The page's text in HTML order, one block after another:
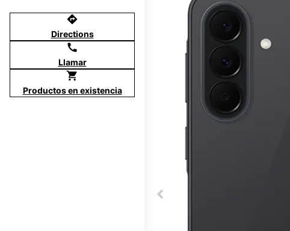
directions
Directions
call
Llamar
shopping_cart
Productos en existencia